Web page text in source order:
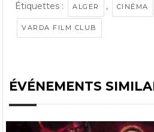
Étiquettes : ALGER , CINÉMA
VARDA FILM CLUB
ÉVÉNEMENTS